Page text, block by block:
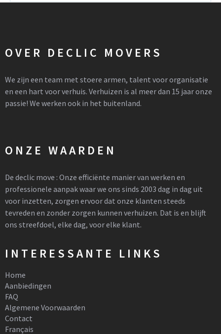
OVER DECLIC MOVERS
We zijn een team met stoere armen, talent voor organisatie
en een hart voor verhuis. Verhuizen is al meer dan 15 jaar onze
passie! We werken ook in het buitenland.
ONZE WAARDEN
De declic move : Onze efficiënte manier van werken en
professionele aanpak waar we ons sinds 2003 dag in dag uit
voor inzetten, zorgen ervoor dat onze klanten steeds
tevreden en zonder zorgen kunnen verhuizen. Dat is en blijft
ons streefdoel, elke dag, voor elke klant.
INTERESSANTE LINKS
Home
Aanbiedingen
FAQ
Algemene Voorwaarden
Contact
Français